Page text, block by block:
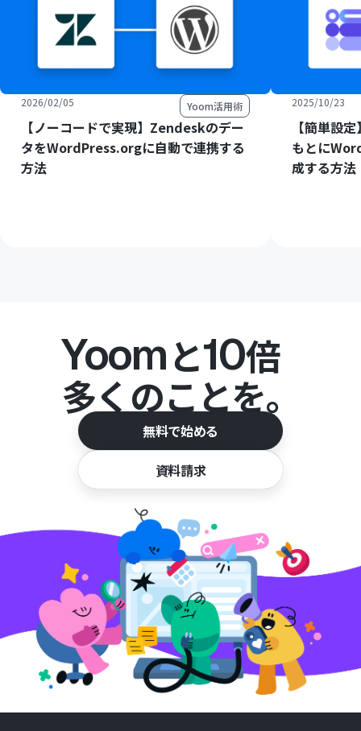
2026/02/05 Yoom活用術
【ノーコードで実現】Zendeskのデー
タをWordPress.orgに自動で連携する
方法
2025/10/23
【簡単設
もとに
成する方法
Yoomと10倍
多くのことを。
無料で始める
資料請求